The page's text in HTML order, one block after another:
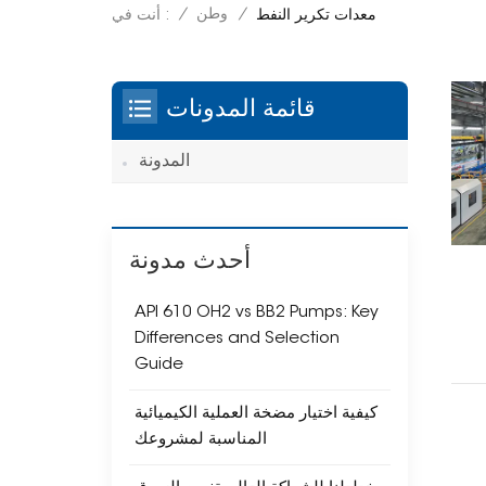
أنت في : / وطن / معدات تكرير النفط
قائمة المدونات
المدونة
أحدث مدونة
API 610 OH2 vs BB2 Pumps: Key
Differences and Selection
Guide
كيفية اختيار مضخة العملية الكيميائية
المناسبة لمشروعك